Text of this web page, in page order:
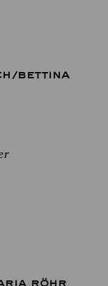
/BETTINA
RÖHR